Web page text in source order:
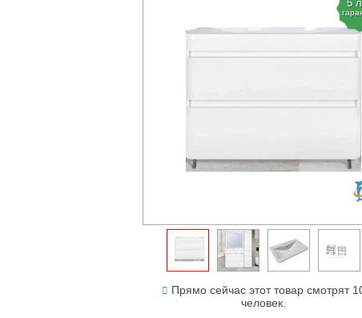
5
Прямо сейчас этот товар смотрят
человек.